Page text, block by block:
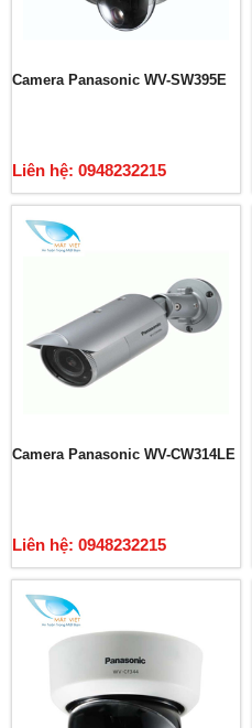
Camera Panasonic WV-SW395E
Liên hệ: 0948232215
Camera Panasonic WV-CW314LE
Liên hệ: 0948232215